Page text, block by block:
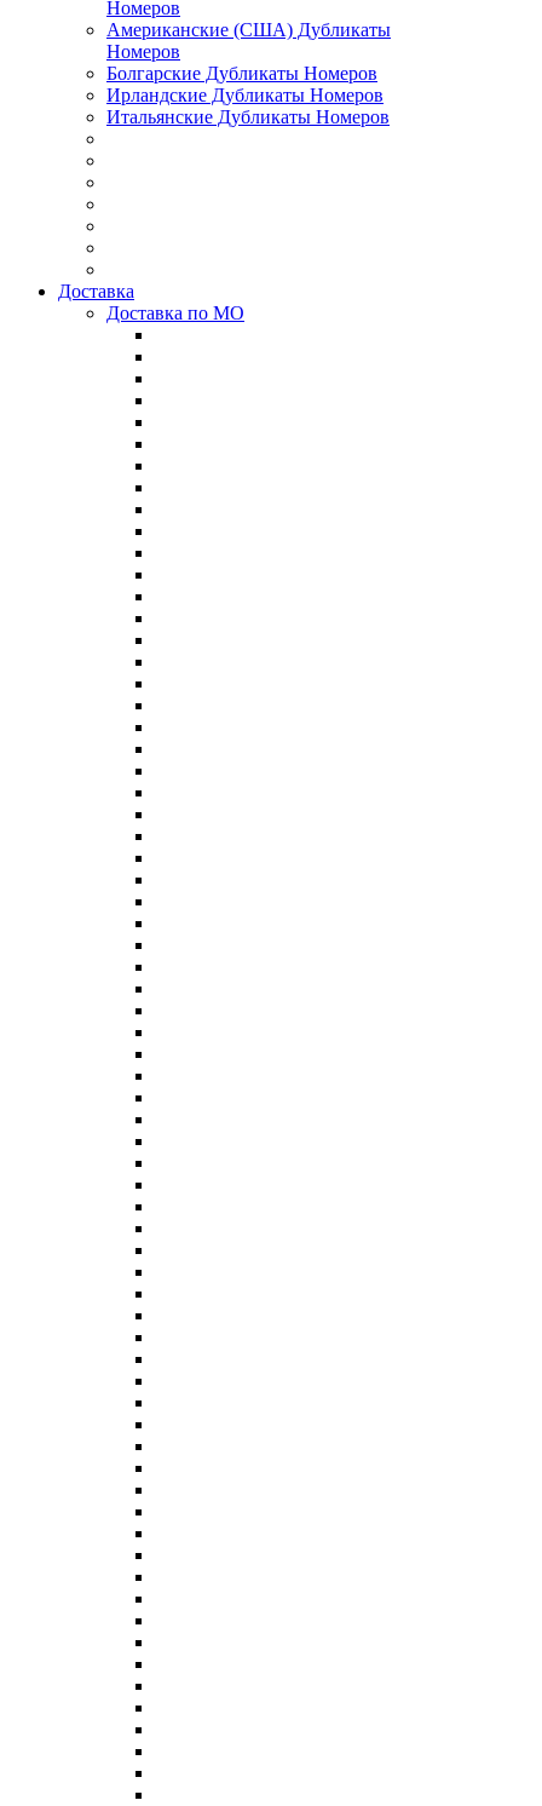
Номеров
Американские (США) Дубликаты
Номеров
Болгарские Дубликаты Номеров
Ирландские Дубликаты Номеров
Итальянские Дубликаты Номеров
Доставка
Доставка по МО